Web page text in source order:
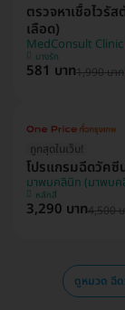
ตรวจหาเชื้อไวรั
เลือด)
MedConsult
บางรัก
581 บาท1,990 บาท
ถูกสุดในเว็บ!
โปรแกรมฉีดวัคซี
มาพบคลินิก (มาพบค
หลักสี่
3,290 บาท4,500
ดูหมวด ฉี